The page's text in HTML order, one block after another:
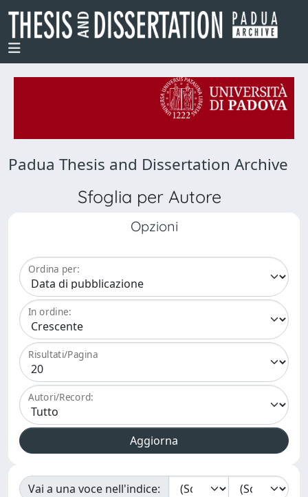
Padua Thesis and Dissertation Archive
Sfoglia per Autore
Opzioni
Ordina per:
In ordine:
Risultati/Pagina
Autori/Record:
Vai a una voce nell'indice: